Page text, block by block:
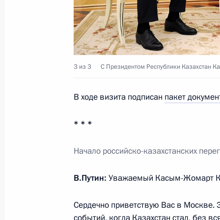
Подписан закон о ратификации
юрисдикции и оказания правовой
с временным пребыванием
системы коллективной
членов ОДКБ
Беседа с Премьер-министром
Беседа с Президентом Киргизии
3 из 3 С Президентом Республики Казахстан
В ходе визита подписан пакет
* * *
Начало российско-казахстанских
В.Путин: Уважаемый Касым-Жомарт
Сердечно приветствую Вас в Москве.
событий, когда Казахстан стал, без